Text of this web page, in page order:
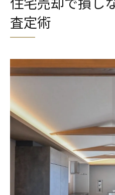
岡崎市で信頼でき
イド
不動産査定の基本を岡
岡崎市不動産査定
住宅売却前に知る
査定価格が決ま
は
岡崎市での不動産
イント
不動産査定を上手
査定術